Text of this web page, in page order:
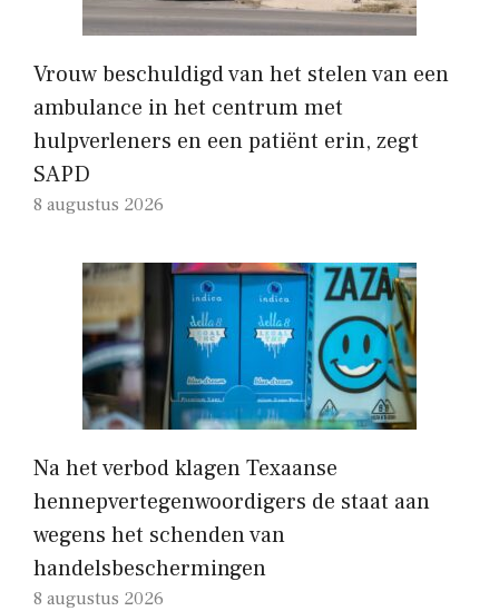
Vrouw beschuldigd van het stelen van een
ambulance in het centrum met
hulpverleners en een patiënt erin, zegt
SAPD
8 augustus 2026
Na het verbod klagen Texaanse
hennepvertegenwoordigers de staat aan
wegens het schenden van
handelsbeschermingen
8 augustus 2026